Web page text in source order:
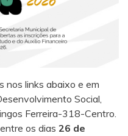
nos links abaixo e em
Social,
Ferreira-318-Centro.
os dias 26 de